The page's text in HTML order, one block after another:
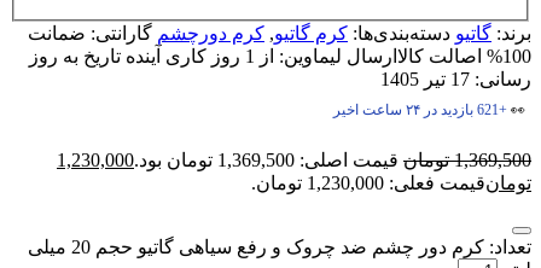
برند: گاتیو دسته‌بندی‌ها: کرم گاتیو, کرم دورچشم گارانتی: ضمانت
100% اصالت کالا
ارسال لیماوین: از 1 روز کاری آینده
تاریخ به روز
رسانی: 17 تیر 1405
👀 +621 بازدید در ۲۴ ساعت اخیر
1,369,500 تومان قیمت اصلی: 1,369,500 تومان بود.
1,230,000
تومانقیمت فعلی: 1,230,000 تومان.
تعداد: کرم دور چشم ضد چروک و رفع سیاهی گاتیو حجم 20 میلی